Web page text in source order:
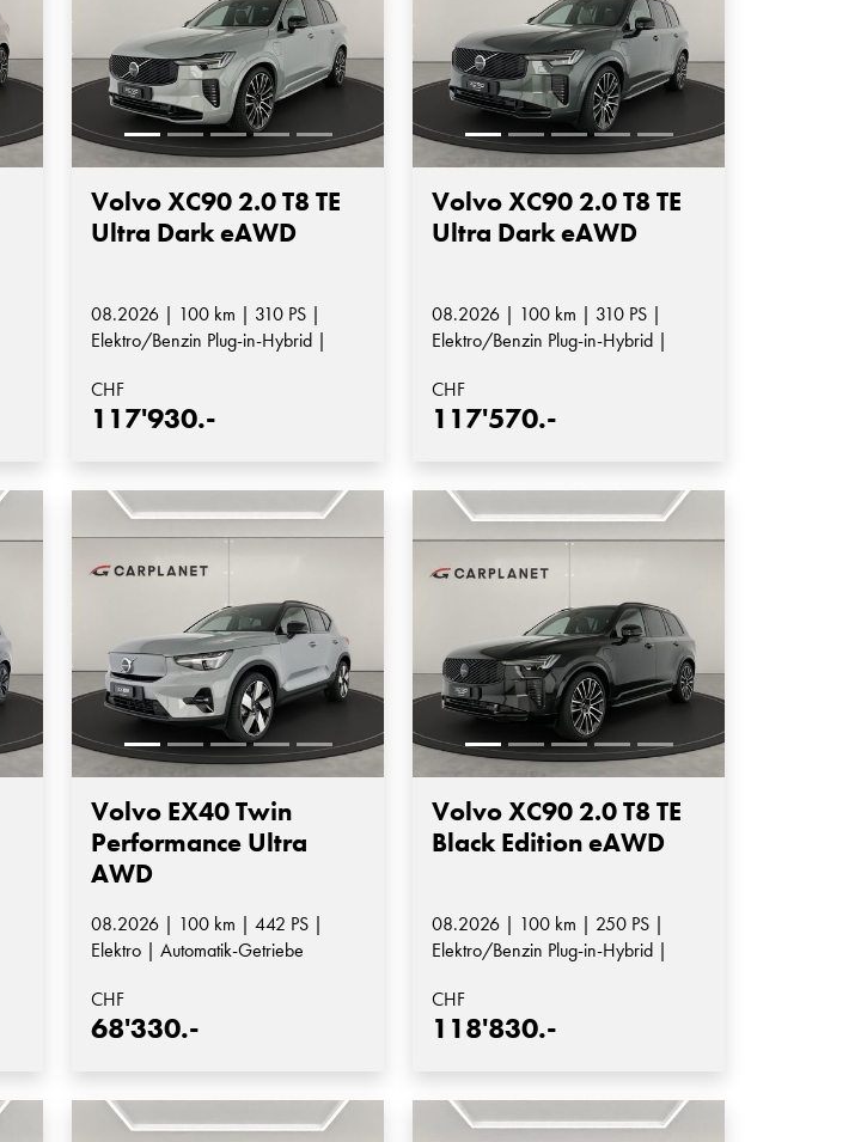
Volvo XC90 2.0 T8 TE
Ultra Dark eAWD
08.2026 | 100 km | 310 PS |
Elektro/Benzin Plug-in-Hybrid |
CHF
117'930.-
Volvo XC90 2.0 T8 TE
Ultra Dark eAWD
08.2026 | 100 km | 310 PS |
Elektro/Benzin Plug-in-Hybrid |
CHF
117'570.-
Volvo EX40 Twin
Performance Ultra
AWD
08.2026 | 100 km | 442 PS |
Elektro | Automatik-Getriebe
CHF
68'330.-
Volvo XC90 2.0 T8 TE
Black Edition eAWD
08.2026 | 100 km | 250 PS |
Elektro/Benzin Plug-in-Hybrid |
CHF
118'830.-